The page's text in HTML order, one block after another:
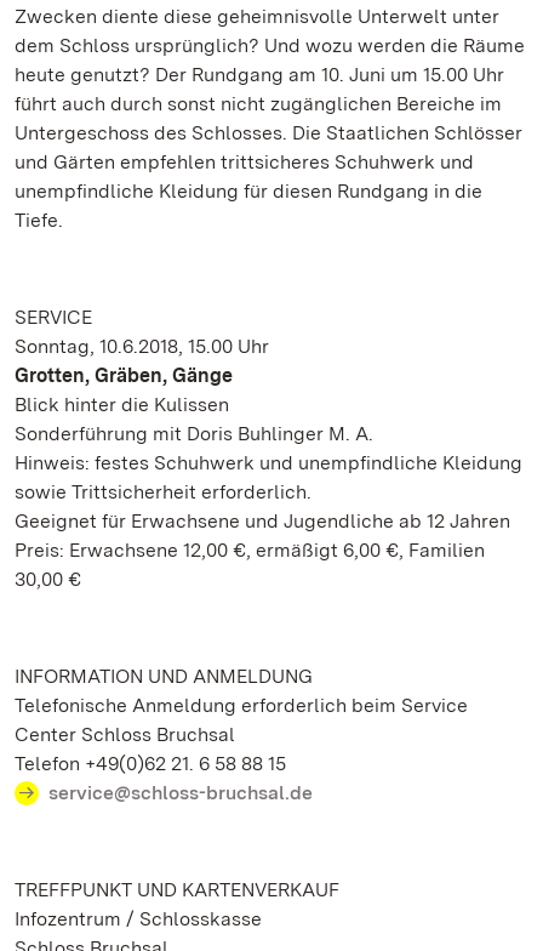
Zwecken diente diese geheimnisvolle Unterwelt unter
dem Schloss ursprünglich? Und wozu werden die Räume
heute genutzt? Der Rundgang am 10. Juni um 15.00 Uhr
führt auch durch sonst nicht zugänglichen Bereiche im
Untergeschoss des Schlosses. Die Staatlichen Schlösser
und Gärten empfehlen trittsicheres Schuhwerk und
unempfindliche Kleidung für diesen Rundgang in die
Tiefe.
SERVICE
Sonntag, 10.6.2018, 15.00 Uhr
Grotten, Gräben, Gänge
Blick hinter die Kulissen
Sonderführung mit Doris Buhlinger M. A.
Hinweis: festes Schuhwerk und unempfindliche Kleidung
sowie Trittsicherheit erforderlich.
Geeignet für Erwachsene und Jugendliche ab 12 Jahren
Preis: Erwachsene 12,00 €, ermäßigt 6,00 €, Familien
30,00 €
INFORMATION UND ANMELDUNG
Telefonische Anmeldung erforderlich beim Service
Center Schloss Bruchsal
Telefon +49(0)62 21. 6 58 88 15
service@schloss-bruchsal.de
TREFFPUNKT UND KARTENVERKAUF
Infozentrum / Schlosskasse